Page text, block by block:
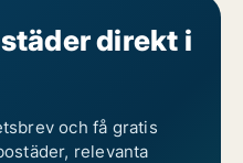
direkt i
och få gratis
relevanta